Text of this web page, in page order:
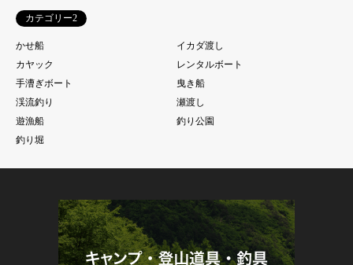
カテゴリー2
かせ船
イカダ渡し
カヤック
レンタルボート
手漕ぎボート
曳き船
渓流釣り
瀬渡し
遊漁船
釣り公園
釣り堀